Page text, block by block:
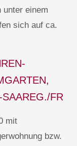
unter einem
sich auf ca.
FR
mit
bzw.